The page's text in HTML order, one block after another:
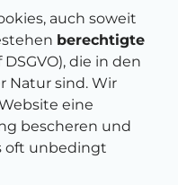
auch soweit
berechtigte
DSGVO), die in den
Natur sind. Wir
eine
bescheren und
oft unbedingt